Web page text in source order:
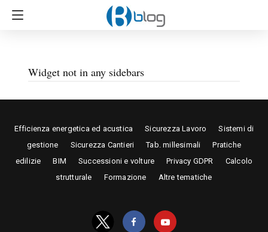
Widget not in any sidebars
Efficienza energetica ed acustica Sicurezza Lavoro
Sistemi di
gestione
Sicurezza Cantieri Tab. millesimali
Pratiche
edilizie
BIM Successioni e volture Privacy GDPR
Calcolo
strutturale
Formazione Altre tematiche